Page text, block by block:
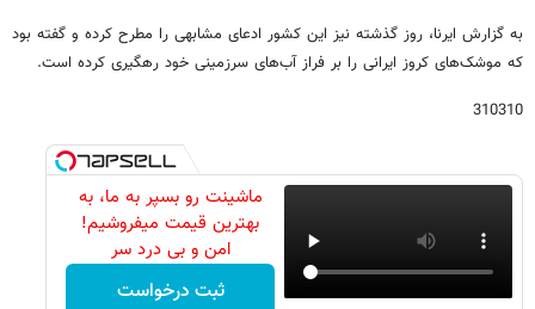
به گزارش ایرنا، روز گذشته نیز این کشور ادعای مشابهی را مطرح کرده و گفته بود
که موشک‌های کروز ایرانی را بر فراز آب‌های سرزمینی خود رهگیری کرده است.
310310
ماشینت رو بسپر به ما، به
بهترین قیمت میفروشیم!
امن و بی درد سر
ثبت درخواست